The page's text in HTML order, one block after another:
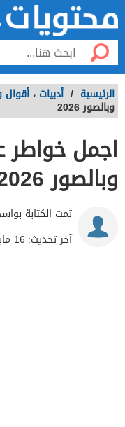
الرئيسية / أدبيات ، أقوال
وبالصور 2026
اجمل خواطر
وبالصور 2026
تمت الكتابة
آخر تحديث: 16 مايو 2026 - 9:55ص